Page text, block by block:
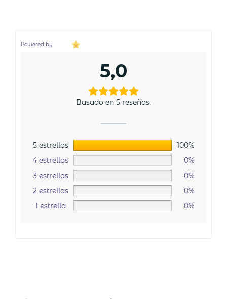
Powered by
5,0
Basado en 5 reseñas.
5 estrellas
100%
4 estrellas
0%
3 estrellas
0%
2 estrellas
0%
1 estrella
0%